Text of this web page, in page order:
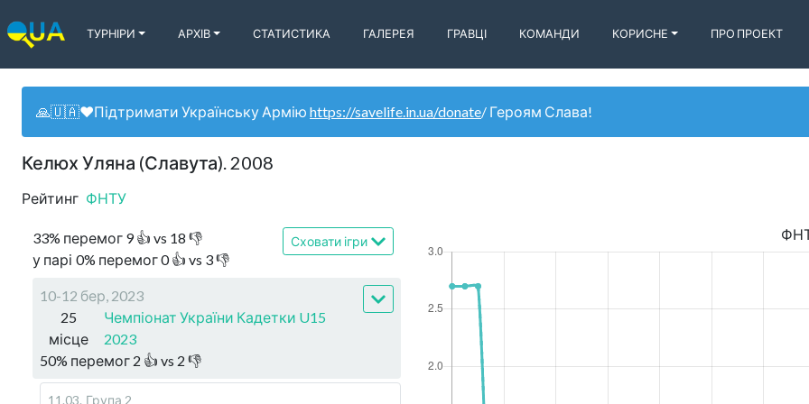
ТУРНІРИ АРХІВ СТАТИСТИКА ГАЛЕРЕЯ ГРАВЦІ КОМАНДИ КОРИСНЕ ПРО ПРОЕКТ
🙏🇺🇦❤️Підтримати Українську Армію https://savelife.in.ua/donate/ Героям Слава!
Келюх Уляна (Славута). 2008
Рейтинг ФНТУ
33% перемог 9👍 vs 18 👎
у парі 0% перемог0👍 vs 3👎
Сховати ігри
10-12 бер, 2023
25
місце
Чемпіонат України Кадетки U15
2023
50% перемог 2 👍 vs 2 👎
11.03. Група 2